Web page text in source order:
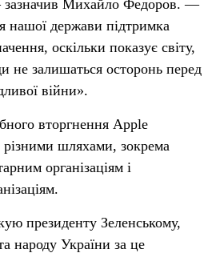
зазначив Михайло Федоров. —
нашої держави підтримка
оскільки показує світу,
не залишаться осторонь перед
війни».
вторгнення Apple
різними шляхами, зокрема
організаціям і
президенту Зеленському,
народу України за це